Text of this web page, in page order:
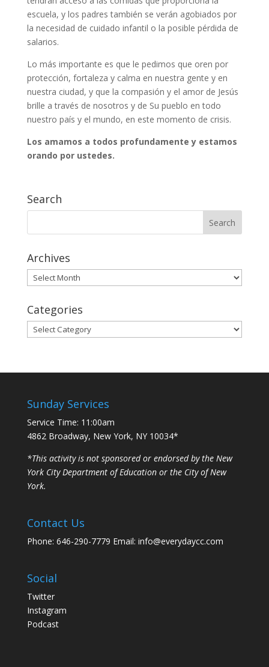
escuela, y los padres también se verán agobiados por
la necesidad de cuidado infantil o la posible pérdida de
salarios.
Lo más importante es que le pedimos que oren por
protección, fortaleza y calma en nuestra gente y en
nuestra ciudad, y que la compasión y el amor de Jesús
brille a través de nosotros y de Su pueblo en todo
nuestro país y el mundo, en este momento de crisis.
Los amamos a todos profundamente y estamos
orando por ustedes.
Search
Archives
Archives
Categories
Categories
Sunday Services
Service Time: 11:00am
4862 Broadway, New York, NY 10034*
*This activity is not sponsored or endorsed by the New
York City Department of Education or the City of New
York.
Contact Us
Phone: 646-290-7779 Email: info@everydaycc.com
Social
Twitter
Instagram
Podcast